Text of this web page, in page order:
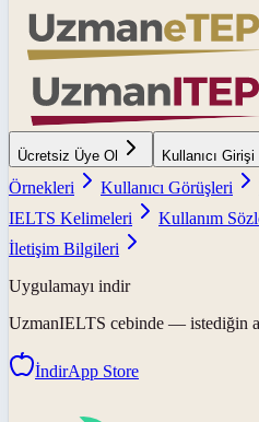
Ücretsiz Üye Ol Kullanıcı Girişi
Örnekleri
Kullanıcı Görüşleri
IELTS Kelimeleri
Kullanım
İletişim Bilgileri
Uygulamayı indir
UzmanIELTS cebinde — istediğin
İndirApp Store